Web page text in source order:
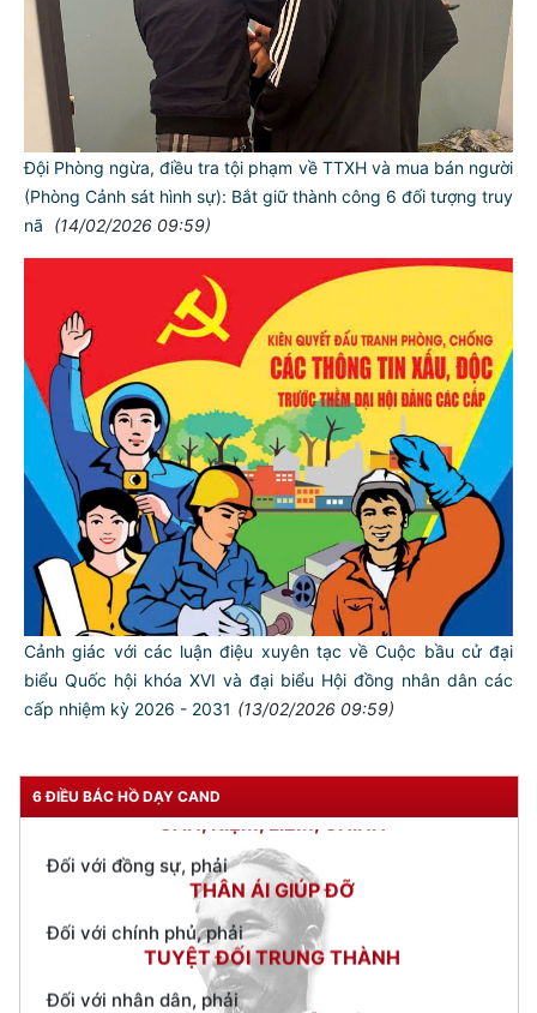
Đội Phòng ngừa, điều tra tội phạm về TTXH và mua bán người
(Phòng Cảnh sát hình sự): Bắt giữ thành công 6 đối tượng truy
nã
(14/02/2026 09:59)
Cảnh giác với các luận điệu xuyên tạc về Cuộc bầu cử đại
biểu Quốc hội khóa XVI và đại biểu Hội đồng nhân dân các
cấp nhiệm kỳ 2026 - 2031 (13/02/2026 09:59)
6 ĐIỀU BÁC HỒ DẠY CAND
TƯ CÁCH
NGƯỜI CÔNG AN CÁCH MỆNH LÀ:
Đối với tự mình, phải
Đối với đồng sự, phải
THÂN ÁI GIÚP ĐỠ
Đối với chính phủ, phải
TUYỆT ĐỐI TRUNG THÀNH
Đối với nhân dân, phải
KÍNH TRỌNG LỄ PHÉP
Đối với công việc, phải